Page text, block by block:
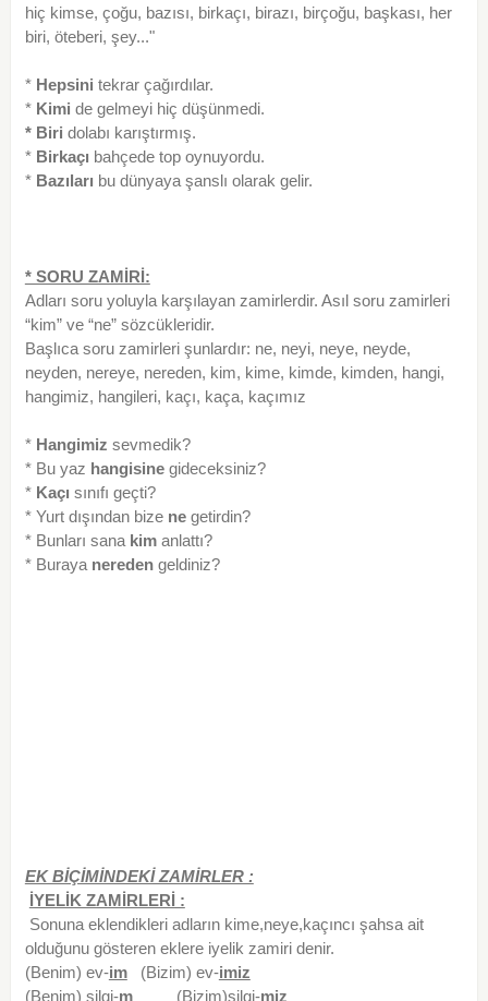
hiç kimse, çoğu, bazısı, birkaçı, birazı, birçoğu, başkası, her
biri, öteberi, şey..."
*Hepsini tekrar çağırdılar.
*Kimi de gelmeyi hiç düşünmedi.
* Biri dolabı karıştırmış.
*Birkaçı bahçede top oynuyordu.
*Bazıları bu dünyaya şanslı olarak gelir.
* SORU ZAMİRİ:
Adları soru yoluyla karşılayan zamirlerdir. Asıl soru zamirleri
“kim” ve “ne” sözcükleridir.
Başlıca soru zamirleri şunlardır: ne, neyi, neye, neyde,
neyden, nereye, nereden, kim, kime, kimde, kimden, hangi,
hangimiz, hangileri, kaçı, kaça, kaçımız
* Hangimiz sevmedik?
* Bu yaz hangisinegideceksiniz?
*Kaçı sınıfı geçti?
* Yurt dışından bize negetirdin?
* Bunları sana kimanlattı?
* Buraya neredengeldiniz?
EK BİÇİMİNDEKİ ZAMİRLER :
İYELİK ZAMİRLERİ :
Sonuna eklendikleri adların kime,neye,kaçıncı şahsa ait
olduğunu gösteren eklere iyelik zamiri denir.
(Benim) ev-im(Bizim) ev-imiz
(Benim) silgi-m(Bizim)silgi-miz